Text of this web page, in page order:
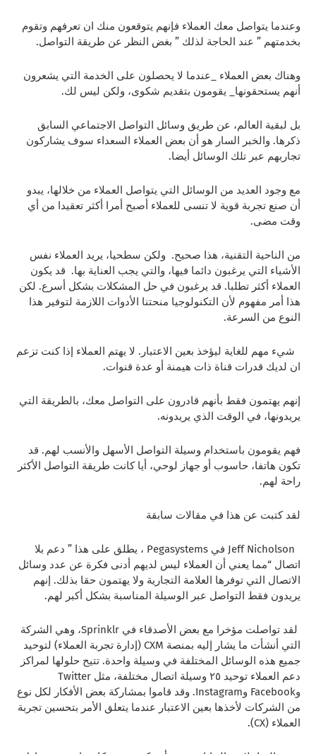
وعندما يتواصل معك العملاء فإنهم يتوقعون منك ان تعرفهم وتقوم
بخدمتهم ” عند الحاجة لذلك ” بغض النظر عن طريقة التواصل.
وهناك بعض العملاء _عندما لا يحصلون على الخدمة التي يشعرون
أنهم يستحقونها_ يقومون بتقديم شكوى، ولكن ليس لك.
بل لبقية العالم، عن طريق وسائل التواصل الاجتماعي السابق
ذكرها. والخبر السار هو أن بعض العملاء السعداء سوف يشاركون
تجاربهم عبر تلك الوسائل أيضا.
مع وجود العديد من الوسائل التي يتواصل العملاء من خلالها، يبدو
أن صنع تجربة قوية لا تنسى للعملاء أصبح أمرا أكثر تعقيدا من أي
وقت مضى.
من الناحية التقنية، هذا صحيح. ولكن سطحيا، يريد العملاء نفس
الأشياء التي يرغبون دائما فيها، والتي يجب العناية بها. قد يكون
العملاء أكثر تطلبا. قد يرغبون في حل المشكلات بشكل أسرع. لكن
هذا أمر مفهوم لأن التكنولوجيا منحتنا الأدوات اللازمة لتوفير هذا
النوع من السرعة.
شيء مهم للغاية ليؤخذ بعين الاعتبار. لا يهتم العملاء إذا كنت تزعم
ان لديك قدرات قناة ذات هيمنة أو عدة قنوات.
إنهم يهتمون فقط بأنهم قادرون على التواصل معك، بالطريقة التي
يريدونها، في الوقت الذي يريدونه.
فهم يقومون باستخدام وسيلة التواصل الأسهل والأنسب لهم. قد
تكون هاتفا، حاسوب أو جهاز لوحي، أيا كانت طريقة التواصل الأكثر
راحة لهم.
لقد كتبت عن هذا في مقالات سابقة
Jeff Nicholson في Pegasystems ، يطلق على هذا ” دعم بلا
اتصال “مما يعني أن العملاء ليس لديهم أدنى فكرة عن عدد وسائل
الاتصال التي توفرها العلامة التجارية ولا يهتمون حقا بذلك. إنهم
يريدون فقط التواصل عبر الوسيلة المناسبة بشكل أكبر لهم.
لقد تواصلت مؤخرا مع بعض الأصدقاء في Sprinklr، وهي الشركة
التي أنشأت ما يشار إليه بمنصة CXM (إدارة تجربة العملاء) لتوحيد
جميع هذه الوسائل المختلفة في وسيلة واحدة. تتيح حلولها لمراكز
دعم العملاء توحيد ٢٥ وسيلة اتصال مختلفة، مثل Twitter
وFacebook وInstagram. وقد قاموا بمشاركة بعض الأفكار لكل نوع
من الشركات لأخذها بعين الاعتبار عندما يتعلق الأمر بتحسين تجربة
العملاء (CX).